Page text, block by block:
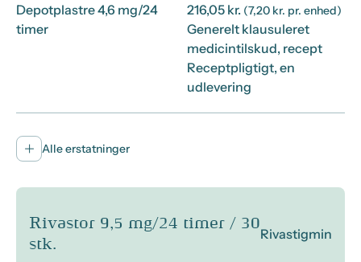
Depotplastre 4,6 mg/24
timer
216,05 kr. (7,20 kr. pr. enhed)
Generelt klausuleret
medicintilskud, recept
Receptpligtigt, en
udlevering
Alle erstatninger
Rivastor 9,5 mg/24 timer / 30
stk.
Rivastigmin